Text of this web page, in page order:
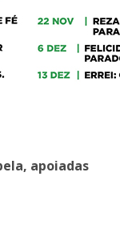
apoiadas